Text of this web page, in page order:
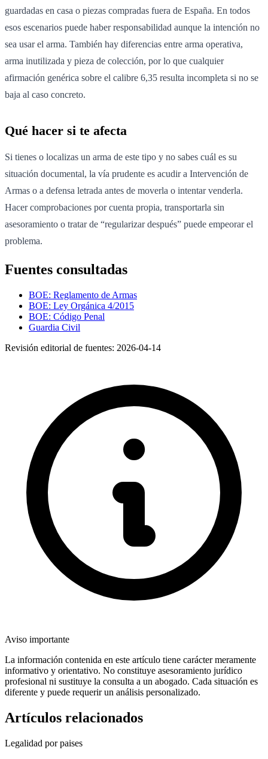
guardadas en casa o piezas compradas fuera de España. En todos
esos escenarios puede haber responsabilidad aunque la intención no
sea usar el arma. También hay diferencias entre arma operativa,
arma inutilizada y pieza de colección, por lo que cualquier
afirmación genérica sobre el calibre 6,35 resulta incompleta si no se
baja al caso concreto.
Qué hacer si te afecta
Si tienes o localizas un arma de este tipo y no sabes cuál es su
situación documental, la vía prudente es acudir a Intervención de
Armas o a defensa letrada antes de moverla o intentar venderla.
Hacer comprobaciones por cuenta propia, transportarla sin
asesoramiento o tratar de “regularizar después” puede empeorar el
problema.
Fuentes consultadas
BOE: Reglamento de Armas
BOE: Ley Orgánica 4/2015
BOE: Código Penal
Guardia Civil
Revisión editorial de fuentes: 2026-04-14
Aviso importante
La información contenida en este artículo tiene carácter meramente
informativo y orientativo. No constituye asesoramiento jurídico
profesional ni sustituye la consulta a un abogado. Cada situación es
diferente y puede requerir un análisis personalizado.
Artículos relacionados
Legalidad por paises